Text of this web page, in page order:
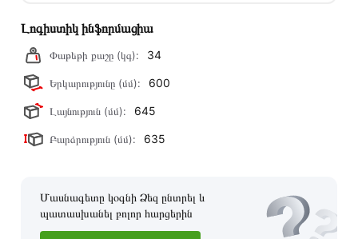
կատարվում է 14 օրվա ընթացքում:
Լոգիստիկ ինֆորմացիա
Փաթեթի քաշը (կգ): 34
Երկարությունը (մմ): 600
Լայնություն (մմ): 645
Բարձրություն (մմ): 635
Մասնագետը կօգնի Ձեզ ընտրել և
պատասխանել բոլոր հարցերին